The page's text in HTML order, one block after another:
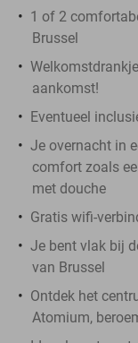
1 of 2
Brussel
aankomst!
Eventueel
Je overnacht in
comfort zoals
met douche
Gratis wifi-
Je bent vlak bij
van Brussel
Ontdek het
Atomium,